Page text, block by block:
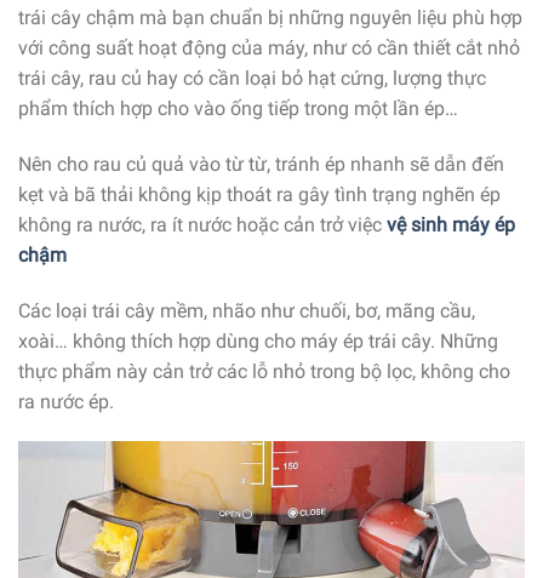
trái cây chậm mà bạn chuẩn bị những nguyên liệu phù hợp
với công suất hoạt động của máy, như có cần thiết cắt nhỏ
trái cây, rau củ hay có cần loại bỏ hạt cứng, lượng thực
phẩm thích hợp cho vào ống tiếp trong một lần ép…
Nên cho rau củ quả vào từ từ, tránh ép nhanh sẽ dẫn đến
kẹt và bã thải không kịp thoát ra gây tình trạng nghẽn ép
không ra nước, ra ít nước hoặc cản trở việc vệ sinh máy ép
chậm
Các loại trái cây mềm, nhão như chuối, bơ, mãng cầu,
xoài… không thích hợp dùng cho máy ép trái cây. Những
thực phẩm này cản trở các lỗ nhỏ trong bộ lọc, không cho
ra nước ép.